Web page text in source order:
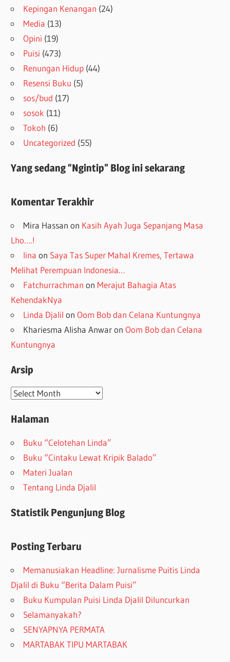
Kepingan Kenangan (24)
Media (13)
Opini (19)
Puisi (473)
Renungan Hidup (44)
Resensi Buku (5)
sos/bud (17)
sosok (11)
Tokoh (6)
Uncategorized (55)
Yang sedang “Ngintip” Blog ini sekarang
Komentar Terakhir
Mira Hassan on Kasih Ayah Juga Sepanjang Masa
Lho….!
lina on Saya Tas Super Mahal Kremes, Tertawa
Melihat Perempuan Indonesia…
Fatchurrachman on Merajut Bahagia Atas
KehendakNya
Linda Djalil onOom Bob dan Celana Kuntungnya
Khariesma Alisha AnwaronOom Bob dan Celana
Kuntungnya
Arsip
Arsip
Halaman
Buku “Celotehan Linda”
Buku “Cintaku Lewat Kripik Balado”
Materi Jualan
Tentang Linda Djalil
Statistik Pengunjung Blog
Posting Terbaru
Memanusiakan Headline: Jurnalisme Puitis Linda
Djalil di Buku “Berita Dalam Puisi”
Buku Kumpulan Puisi Linda Djalil Diluncurkan
Selamanyakah?
SENYAPNYA PERMATA
MARTABAK TIPU MARTABAK